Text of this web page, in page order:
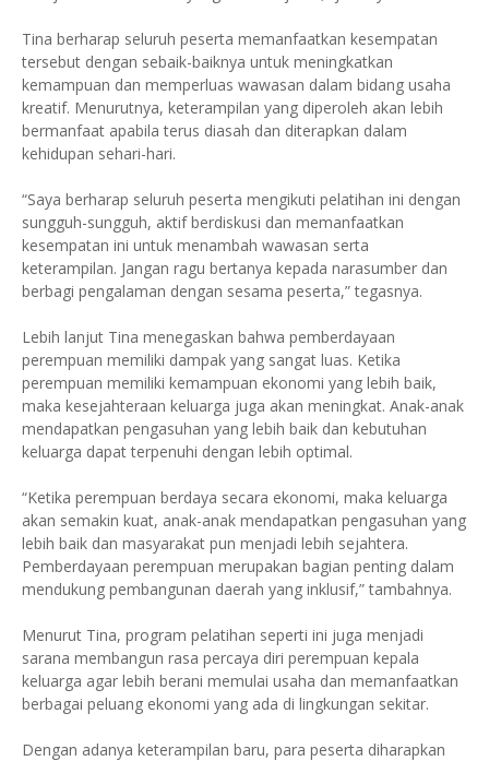
Tina berharap seluruh peserta memanfaatkan kesempatan
tersebut dengan sebaik-baiknya untuk meningkatkan
kemampuan dan memperluas wawasan dalam bidang usaha
kreatif. Menurutnya, keterampilan yang diperoleh akan lebih
bermanfaat apabila terus diasah dan diterapkan dalam
kehidupan sehari-hari.
“Saya berharap seluruh peserta mengikuti pelatihan ini dengan
sungguh-sungguh, aktif berdiskusi dan memanfaatkan
kesempatan ini untuk menambah wawasan serta
keterampilan. Jangan ragu bertanya kepada narasumber dan
berbagi pengalaman dengan sesama peserta,” tegasnya.
Lebih lanjut Tina menegaskan bahwa pemberdayaan
perempuan memiliki dampak yang sangat luas. Ketika
perempuan memiliki kemampuan ekonomi yang lebih baik,
maka kesejahteraan keluarga juga akan meningkat. Anak-anak
mendapatkan pengasuhan yang lebih baik dan kebutuhan
keluarga dapat terpenuhi dengan lebih optimal.
“Ketika perempuan berdaya secara ekonomi, maka keluarga
akan semakin kuat, anak-anak mendapatkan pengasuhan yang
lebih baik dan masyarakat pun menjadi lebih sejahtera.
Pemberdayaan perempuan merupakan bagian penting dalam
mendukung pembangunan daerah yang inklusif,” tambahnya.
Menurut Tina, program pelatihan seperti ini juga menjadi
sarana membangun rasa percaya diri perempuan kepala
keluarga agar lebih berani memulai usaha dan memanfaatkan
berbagai peluang ekonomi yang ada di lingkungan sekitar.
Dengan adanya keterampilan baru, para peserta diharapkan